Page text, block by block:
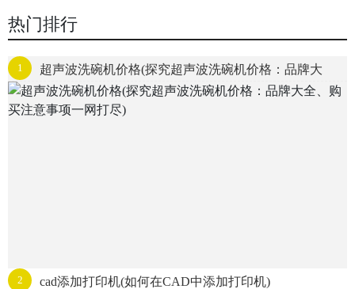
热门排行
1
超声波洗碗机价格(探究超声波洗碗机价格：品牌大
全、购买注意事项一网打尽)
2 cad添加打印机(如何在CAD中添加打印机)